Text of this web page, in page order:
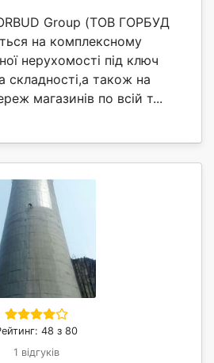
Group (ТОВ ГОРБУД
на комплексному
нерухомості під ключ
складності,а також на
магазинів по всій т...
48 з 80
1 відгуків